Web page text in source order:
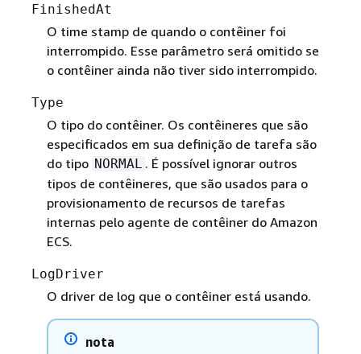
FinishedAt
O time stamp de quando o contêiner foi
interrompido. Esse parâmetro será omitido se
o contêiner ainda não tiver sido interrompido.
Type
O tipo do contêiner. Os contêineres que são
especificados em sua definição de tarefa são
do tipo NORMAL . É possível ignorar outros
tipos de contêineres, que são usados para o
provisionamento de recursos de tarefas
internas pelo agente de contêiner do Amazon
ECS.
LogDriver
O driver de log que o contêiner está usando.
nota